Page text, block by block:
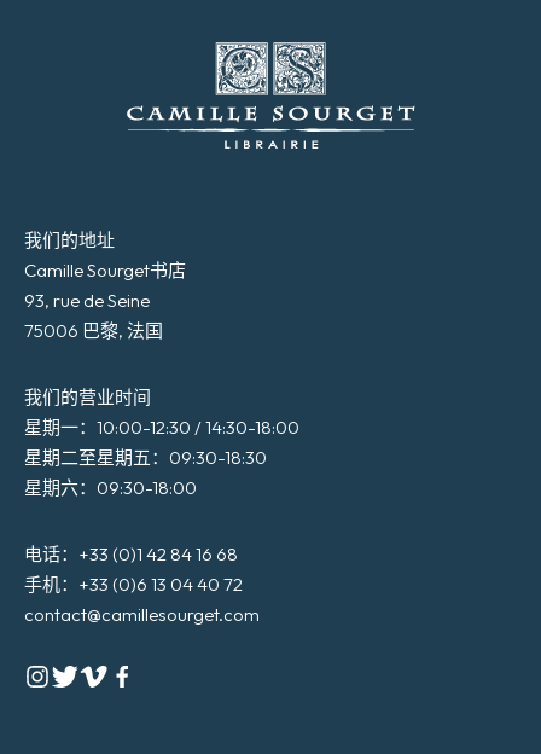
我们的地址
Camille Sourget书店
93, rue de Seine
75006 巴黎, 法国
我们的营业时间
星期一：10:00-12:30 / 14:30-18:00
星期二至星期五：09:30-18:30
星期六：09:30-18:00
电话：+33 (0)1 42 84 16 68
手机：+33 (0)6 13 04 40 72
contact@camillesourget.com